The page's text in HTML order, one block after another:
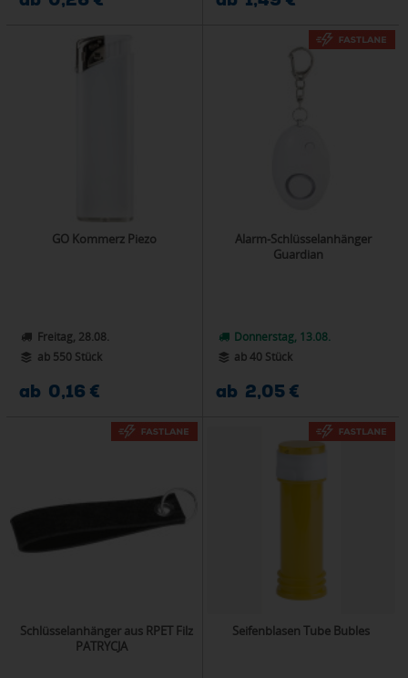
GO Kommerz Piezo
Freitag, 28.08.
ab 550 Stück
ab 0,16 €
Alarm-Schlüsselanhänger
Guardian
Donnerstag, 13.08.
ab 40 Stück
ab 2,05 €
Schlüsselanhänger aus RPET Filz
PATRYCJA
Seifenblasen Tube Bubles